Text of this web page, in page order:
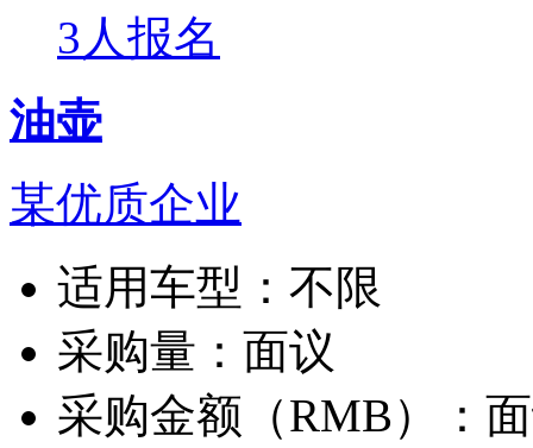
3人报名
油壶
某优质企业
适用车型： 不限
采购量： 面议
采购金额（RMB）：